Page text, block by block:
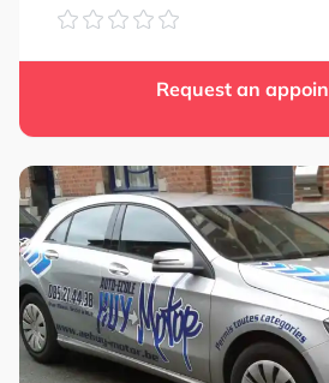
Request an